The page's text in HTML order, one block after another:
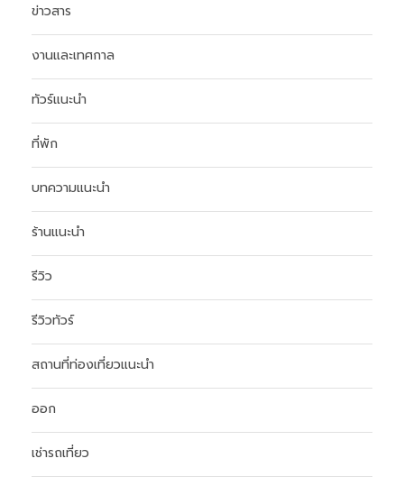
ข่าวสาร
งานและเทศกาล
ทัวร์แนะนำ
ที่พัก
บทความแนะนำ
ร้านแนะนำ
รีวิว
รีวิวทัวร์
สถานที่ท่องเที่ยวแนะนำ
ออก
เช่ารถเที่ยว